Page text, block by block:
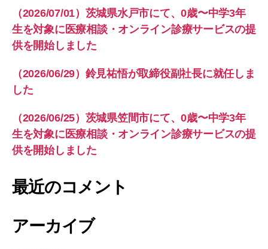
（2026/07/01）茨城県水戸市にて、0歳〜中学3年
生を対象に医療相談・オンライン診療サービスの提
供を開始しました
（2026/06/29）鈴見祐悟が取締役副社長に就任しま
した
（2026/06/25）茨城県笠間市にて、0歳〜中学3年
生を対象に医療相談・オンライン診療サービスの提
供を開始しました
最近のコメント
アーカイブ